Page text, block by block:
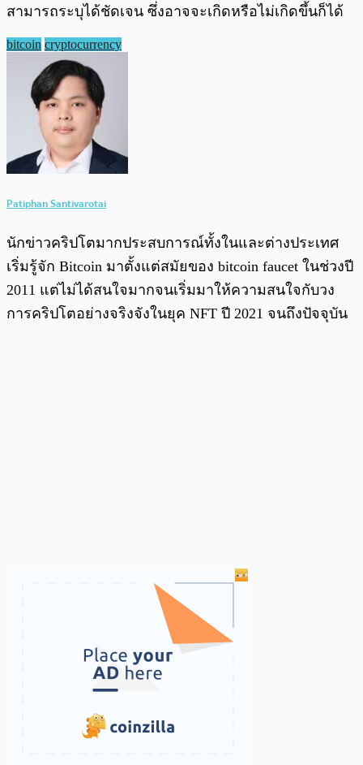
สามารถระบุได้ชัดเจน ซึ่งอาจจะเกิดหรือไม่เกิดขึ้นก็ได้
bitcoin cryptocurrency
Patiphan Santivarotai
นักข่าวคริปโตมากประสบการณ์ทั้งในและต่างประเทศ
เริ่มรู้จัก Bitcoin มาตั้งแต่สมัยของ bitcoin faucet ในช่วงปี
2011 แต่ไม่ได้สนใจมากจนเริ่มมาให้ความสนใจกับวง
การคริปโตอย่างจริงจังในยุค NFT ปี 2021 จนถึงปัจจุบัน